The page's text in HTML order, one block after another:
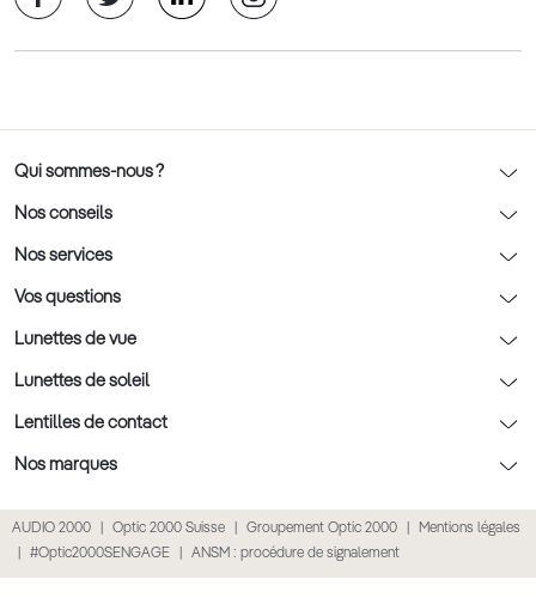
Qui sommes-nous ?
Notre charte déontologique
AFNOR Certification
Rendez-vous prévision
Nos conseils
Nos conseils lunettes
Nos conseils lentilles
Nos conseils enfants
Nos conseils santé visuelle
Tout savoir sur nos verres
Nos services
Optic 2000 à domicile
Le contrôle de la vue chez votre opticien
L'entretien de votre équipement
La prise de rendez-vous en ligne
Point expert basse vision
Click & collect : Livraison gratuite en magasin
Vos questions
Politique cookies
Conditions des offres
Politique de confidentialité des données
Retours et remboursements
Lunettes de vue
Lunettes de vue
Lunettes de vue homme
Lunettes de vue femme
Lunettes de vue Ray-Ban
Lunettes de vue Gucci
Lunettes de soleil
Lunettes de soleil
Lunettes de soleil homme
Lunettes de soleil enfant
Lunettes de soleil Ray-Ban
Lentilles de contact
Lentilles de contact
Lentille de nuit
Nos marques
Lunettes Prada
AUDIO 2000 Optic 2000 Suisse Groupement Optic 2000
Mentions légales
#Optic2000SENGAGE
ANSM : procédure de signalement